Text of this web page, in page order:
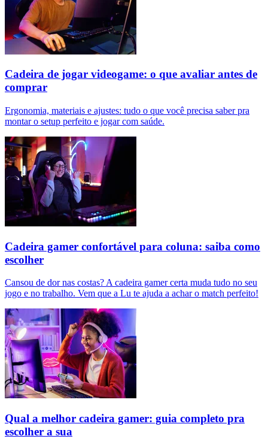
Cadeira de jogar videogame: o que avaliar antes de
comprar
Ergonomia, materiais e ajustes: tudo o que você precisa saber pra
montar o setup perfeito e jogar com saúde.
Cadeira gamer confortável para coluna: saiba como
escolher
Cansou de dor nas costas? A cadeira gamer certa muda tudo no seu
jogo e no trabalho. Vem que a Lu te ajuda a achar o match perfeito!
Qual a melhor cadeira gamer: guia completo pra
escolher a sua